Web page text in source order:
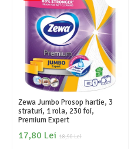
Zewa Jumbo Prosop hartie, 3
straturi, 1 rola, 230 foi,
Premium Expert
18,90 Lei
17,80 Lei